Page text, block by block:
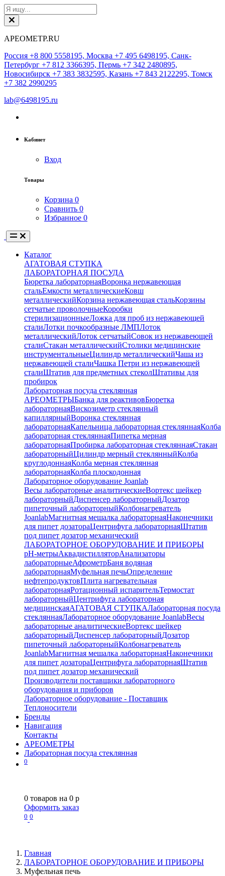
АРЕОМЕТР.RU
Россия +8 800 5558195, Москва +7 495 6498195, Санк-
Петербург +7 812 3366395, Пермь +7 342 2480895,
Новосибирск +7 383 3832595, Казань +7 843 2122295, Томск
+7 382 2990295
lab@6498195.ru
Кабинет
Вход
Товары
Корзина 0
Сравнить 0
Избранное 0
Каталог
АГАТОВАЯ СТУПКА
ЛАБОРАТОРНАЯ ПОСУДА
Бюретка лабораторнаяВоронка нержавеющая
стальЕмкости металлическиеКовш
металлическийКорзина нержавеющая стальКорзины
сетчатые проволочныеКоробки
стерилизационныеЛожка для проб из нержавеющей
сталиЛотки почкообразные ЛМПЛоток
металлическийЛоток сетчатыйСовок из нержавеющей
сталиСтакан металлическийСтолики медицинские
инструментальныеЦилиндр металлическийЧаша из
нержавеющей сталиЧашка Петри из нержавеющей
сталиШтатив для предметных стеколШтативы для
пробирок
Лабораторная посуда стеклянная
АРЕОМЕТРЫБанка для реактивовБюретка
лабораторнаяВискозиметр стеклянный
капиллярныйВоронка стеклянная
лабораторнаяКапельница лабораторная стекляннаяКолба
лабораторная стекляннаяПипетка мерная
лабораторнаяПробирка лабораторная стекляннаяСтакан
лабораторныйЦилиндр мерный стеклянныйКолба
круглодоннаяКолба мерная стеклянная
лабораторнаяКолба плоскодонная
Лабораторное оборудование Joanlab
Весы лабораторные аналитическиеВортекс шейкер
лабораторныйДиспенсер лабораторныйДозатор
пипеточный лабораторныйКолбонагреватель
JoanlabМагнитная мешалка лабораторнаяНаконечники
для пипет дозатораЦентрифуга лабораторнаяШтатив
под пипет дозатор механический
ЛАБОРАТОРНОЕ ОБОРУДОВАНИЕ И ПРИБОРЫ
pH-метрыАквадистилляторАнализаторы
лабораторныеАфрометрБаня водяная
лабораторнаяМуфельная печьОпределение
нефтепродуктовПлита нагревательная
лабораторнаяРотационный испарительТермостат
лабораторныйЦентрифуга лабораторная
медицинскаяАГАТОВАЯ СТУПКАЛабораторная посуда
стекляннаяЛабораторное оборудование JoanlabВесы
лабораторные аналитическиеВортекс шейкер
лабораторныйДиспенсер лабораторныйДозатор
пипеточный лабораторныйКолбонагреватель
JoanlabМагнитная мешалка лабораторнаяНаконечники
для пипет дозатораЦентрифуга лабораторнаяШтатив
под пипет дозатор механический
Производители поставщики лабораторного
оборудования и приборов
Лабораторное оборудование - Поставщик
Теплоносители
Бренды
Навигация
Контакты
АРЕОМЕТРЫ
Лабораторная посуда стеклянная
0
0 товаров на 0 p
Оформить заказ
0 0
Главная
ЛАБОРАТОРНОЕ ОБОРУДОВАНИЕ И ПРИБОРЫ
Муфельная печь